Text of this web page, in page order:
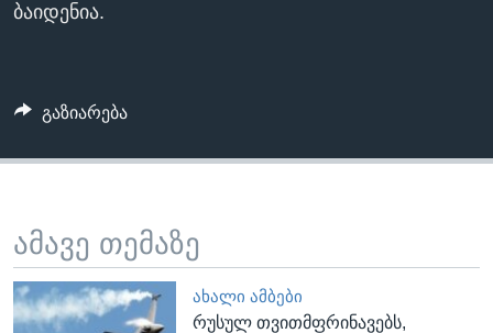
ბაიდენია.
გაზიარება
ამავე თემაზე
ᲐᲮᲐᲚᲘ ᲐᲛᲑᲔᲑᲘ
რუსულ თვითმფრინავებს,